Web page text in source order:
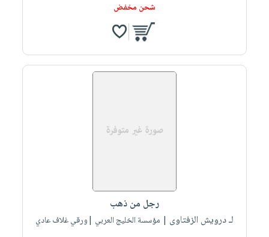
شحن مخفض
رجل من ذهب
لـ درويش الزفتاوى | مؤسسة الخليج العربي |ورقي غلاف عادي